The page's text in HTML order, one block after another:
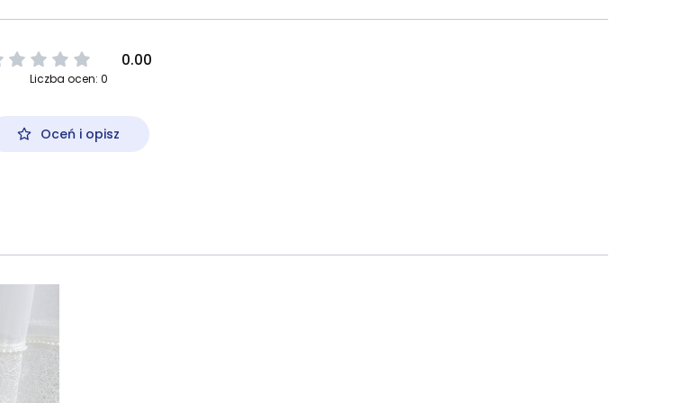
0.00
Liczba ocen: 0
Oceń i opisz